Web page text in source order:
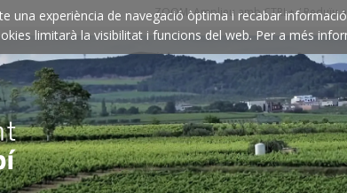
una experiència de navegació òptima i recabar
limitarà la visibilitat i funcions del web. Per a més
ZOOM: Amplieu amb CTRL+ / Reduïu